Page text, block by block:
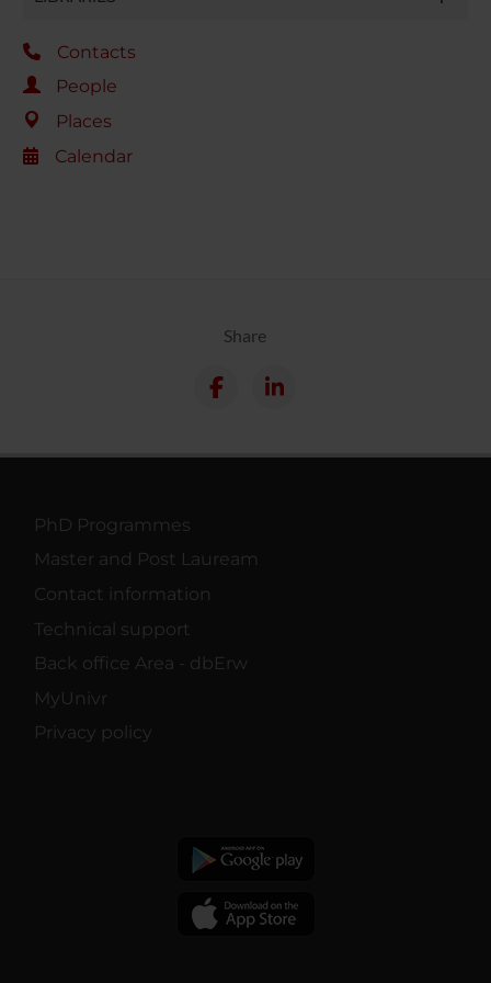
Contacts
People
Places
Calendar
Share
PhD Programmes
Master and Post Lauream
Contact information
Technical support
Back office Area - dbErw
MyUnivr
Privacy policy